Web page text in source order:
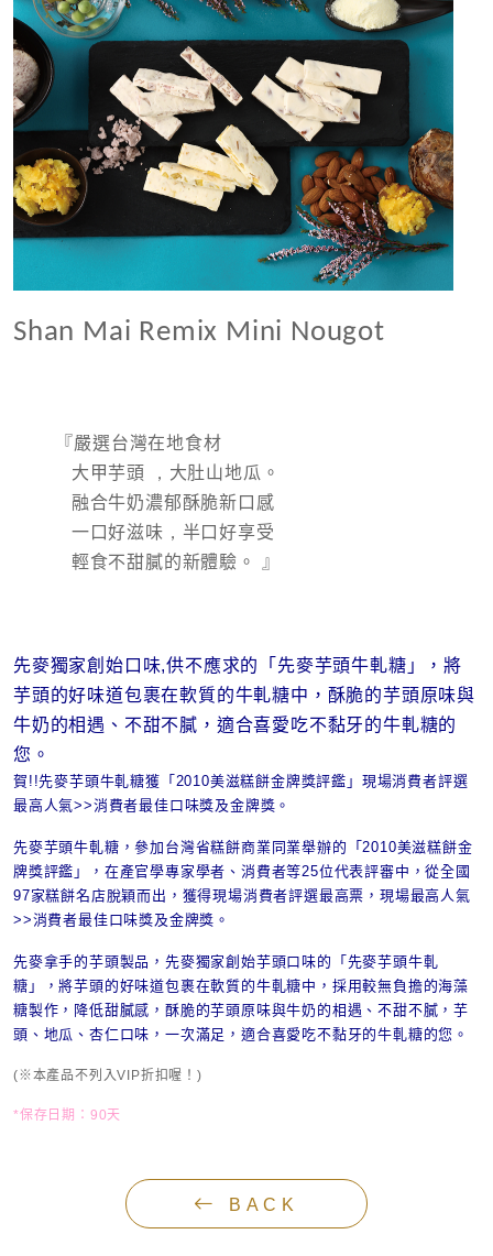
Shan Mai Remix Mini Nougot
『嚴選台灣在地食材
大甲芋頭 ， 大肚山地瓜。
融合牛奶濃郁酥脆新口感
一口好滋味 ， 半口好享受
輕食不甜膩的新體驗。 』
先麥獨家創始口味,供不應求的「先麥芋頭牛軋糖」，將
芋頭的好味道包裹在軟質的牛軋糖中，酥脆的芋頭原味與
牛奶的相遇、不甜不膩，適合喜愛吃不黏牙的牛軋糖的
您。
賀!!先麥芋頭牛軋糖獲「2010美滋糕餅金牌獎評鑑」現場消費者評選
最高人氣>>消費者最佳口味獎及金牌獎。
先麥芋頭牛軋糖，參加台灣省糕餅商業同業舉辦的「2010美滋糕餅金
牌獎評鑑」，在產官學專家學者、消費者等25位代表評審中，從全國
97家糕餅名店脫穎而出，獲得現場消費者評選最高票，現場最高人氣
>>消費者最佳口味獎及金牌獎。
先麥拿手的芋頭製品，先麥獨家創始芋頭口味的「先麥芋頭牛軋
糖」，將芋頭的好味道包裹在軟質的牛軋糖中，採用較無負擔的海藻
糖製作，降低甜膩感，酥脆的芋頭原味與牛奶的相遇、不甜不膩，芋
頭、地瓜、杏仁口味，一次滿足，適合喜愛吃不黏牙的牛軋糖的您。
(※本產品不列入VIP折扣喔！)
*保存日期：90天
BACK